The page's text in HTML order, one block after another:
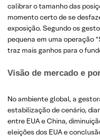
calibrar o tamanho das
momento certo de se
exposição. Segundo os
pequena em uma operação
traz mais ganhos para o
Visão de mercado e
No ambiente global, a
estabilização de cenário,
entre EUA e China,
eleições dos EUA e